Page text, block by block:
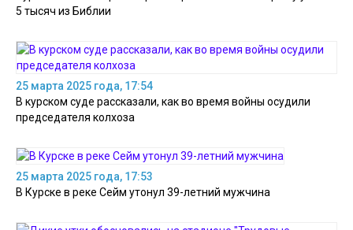
5 тысяч из Библии
25 марта 2025 года, 17:54
В курском суде рассказали, как во время войны осудили
председателя колхоза
25 марта 2025 года, 17:53
В Курске в реке Сейм утонул 39-летний мужчина